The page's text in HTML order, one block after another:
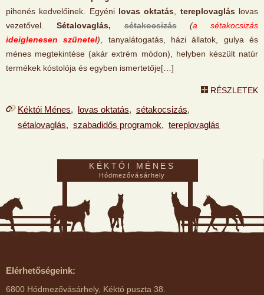
pihenés kedvelőinek. Egyéni lovas oktatás tereplovagláslovas
vezetővel.Sétalovaglás,sétakocsizás (a sétakocsizás
ideiglenesen szünetel) , tanyalátogatás, házi állatok, gulya és
ménes megtekintése (akár extrém módon), helyben készült natúr
termékek kóstolója és egyben ismertetője[…]
RÉSZLETEK
Kéktói Ménes, lovas oktatás, sétakocsizás,
sétalovaglás, szabadidős programok, tereplovaglás
KÉKTÓI MÉNES
Hódmezővásárhely
Elérhetőségeink:
6800 Hódmezővásárhely, Kéktó puszta 38.